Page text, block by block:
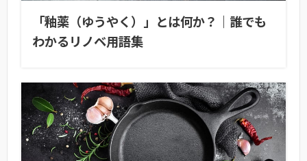
「釉薬（ゆうやく）」とは何か？｜誰でも
わかるリノベ用語集